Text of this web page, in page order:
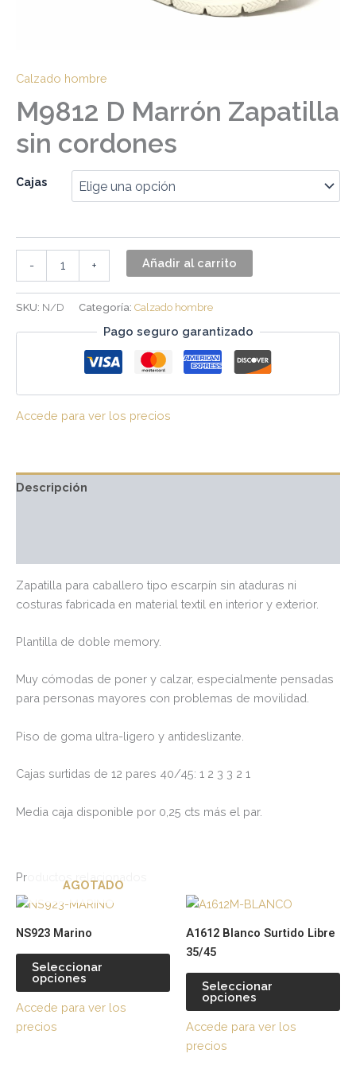
Calzado hombre
M9812 D Marrón Zapatilla
sin cordones
Cajas
- + Añadir al carrito
SKU: N/D Categoría: Calzado hombre
Pago seguro garantizado
Accede para ver los precios
Descripción
Zapatilla para caballero tipo escarpín sin ataduras ni
costuras fabricada en material textil en interior y exterior.
Plantilla de doble memory.
Muy cómodas de poner y calzar, especialmente pensadas
para personas mayores con problemas de movilidad.
Piso de goma ultra-ligero y antideslizante.
Cajas surtidas de 12 pares 40/45: 1 2 3 3 2 1
Media caja disponible por 0,25 cts más el par.
Productos relacionados
AGOTADO
NS923 Marino
Seleccionar
opciones
Este
tiene
múltiples
variantes.
pueden
Accede para ver los
precios
A1612 Blanco Surtido Libre
35/45
Seleccionar
opciones
Accede para ver los
precios